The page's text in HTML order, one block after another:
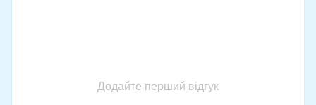
Додайте перший відгук